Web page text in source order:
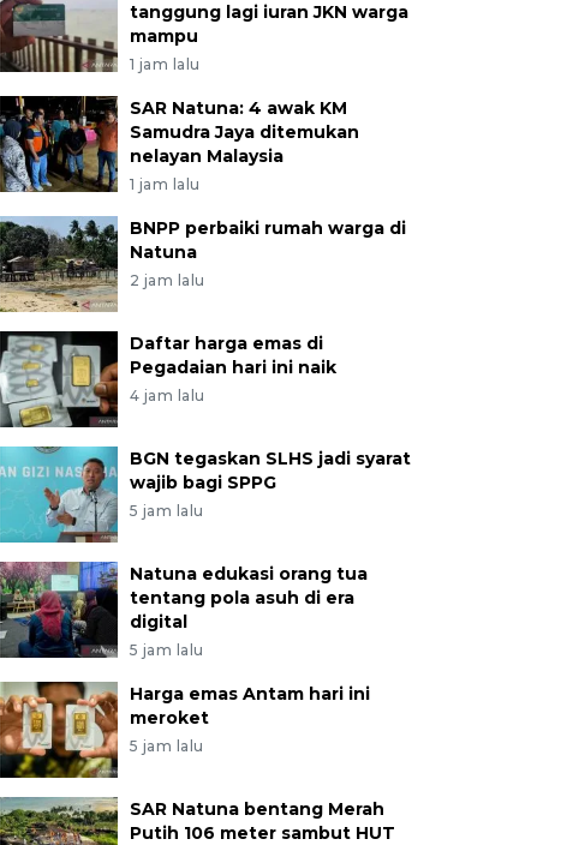
tanggung lagi iuran JKN warga
mampu
1 jam lalu
SAR Natuna: 4 awak KM
Samudra Jaya ditemukan
nelayan Malaysia
1 jam lalu
BNPP perbaiki rumah warga di
Natuna
2 jam lalu
Daftar harga emas di
Pegadaian hari ini naik
4 jam lalu
BGN tegaskan SLHS jadi syarat
wajib bagi SPPG
5 jam lalu
Natuna edukasi orang tua
tentang pola asuh di era
digital
5 jam lalu
Harga emas Antam hari ini
meroket
5 jam lalu
SAR Natuna bentang Merah
Putih 106 meter sambut HUT